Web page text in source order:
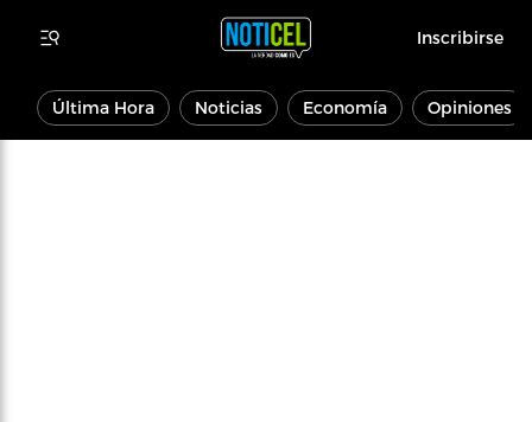
Inscribirse
Última Hora Noticias Economía Opiniones